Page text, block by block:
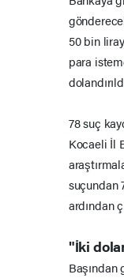
50 bin
para
78 suç
Kocaeli İl
suçundan
ardından
"İki
Başından